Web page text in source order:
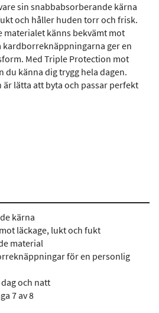
sin snabbabsorberande kärna
och håller huden torr och frisk.
materialet känns bekvämt mot
kardborreknäppningarna ger en
Med Triple Protection mot
du känna dig trygg hela dagen.
är lätta att byta och passar perfekt
kärna
läckage, lukt och fukt
material
för en personlig
och natt
7 av 8